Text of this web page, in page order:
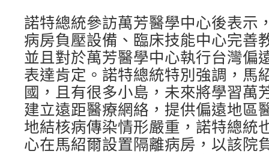
諾特總統參訪萬芳醫學中心後表示
病房負壓設備、臨床技能中心完善
並且對於萬芳醫學中心執行台灣偏
表達肯定。諾特總統特別強調，馬
國，且有很多小島，未來將學習萬
建立遠距醫療網絡，提供偏遠地區
地結核病傳染情形嚴重，諾特總統
心在馬紹爾設置隔離病房，以該院